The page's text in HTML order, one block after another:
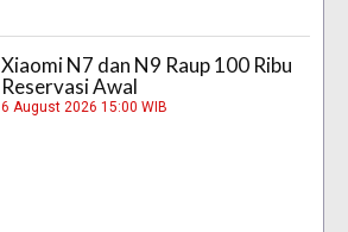
Xiaomi N7 dan N9 Raup 100 Ribu
Reservasi Awal
6 August 2026 15:00 WIB